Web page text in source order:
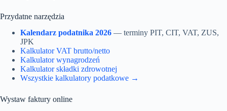
Przydatne narzędzia
Kalendarz podatnika 2026 — terminy PIT, CIT, VAT, ZUS,
JPK
Kalkulator VAT brutto/netto
Kalkulator wynagrodzeń
Kalkulator składki zdrowotnej
Wszystkie kalkulatory podatkowe →
Wystaw faktury online